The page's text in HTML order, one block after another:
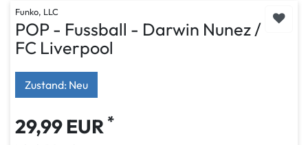
Funko, LLC
POP - Fussball - Darwin Nunez /
FC Liverpool
Zustand: Neu
29,99 EUR *